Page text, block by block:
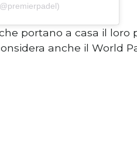
portano a casa il
anche il World